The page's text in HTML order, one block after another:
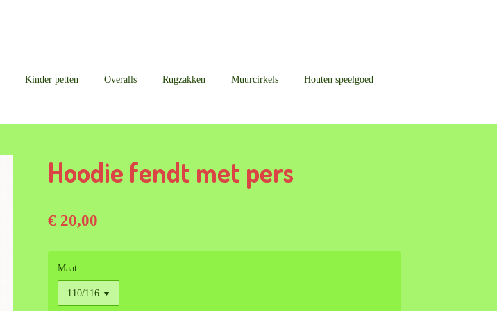
Kinder petten Overalls Rugzakken Muurcirkels
Houten speelgoed
Hoodie fendt met pers
€ 20,00
Maat